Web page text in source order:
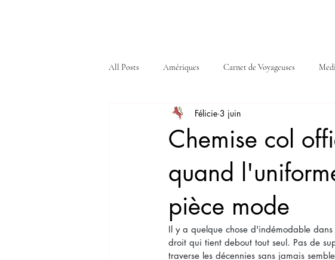
All Posts Amériques Carnet de Voyageuses
Leçon de style
Chemise col
quand
pièce mode
Félicie 3 juin
Il y a quelque chose d'indémodable
droit qui tient debout tout seul. Pas de
traverse les décennies sans jamais